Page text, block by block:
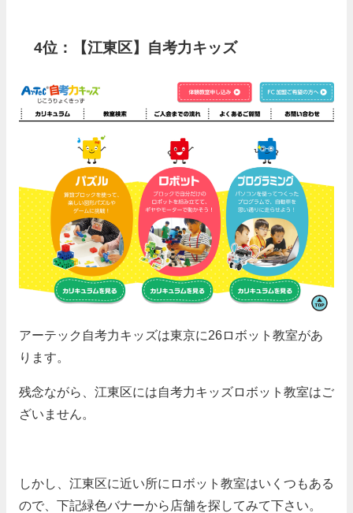
4位：【江東区】自考力キッズ
アーテック自考力キッズは東京に26ロボット教室があ
ります。
残念ながら、江東区には自考力キッズロボット教室はご
ざいません。
しかし、江東区に近い所にロボット教室はいくつもある
ので、下記緑色バナーから店舗を探してみて下さい。